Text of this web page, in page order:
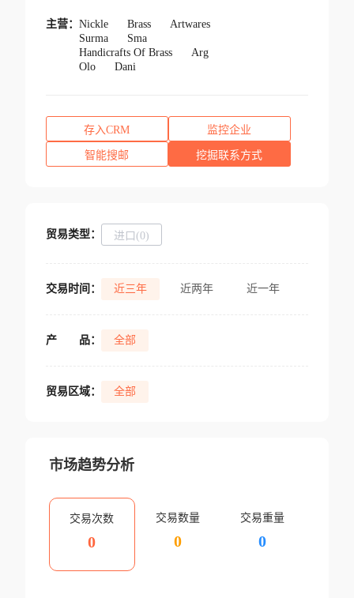
主营： Nickle Brass
Artwares
Surma
Sma
Handicrafts Of Brass
Arg
Olo
Dani
存入CRM 监控企业
智能搜邮 挖掘联系方式
贸易类型： 进口(0)
交易时间： 近三年 近两年 近一年
产 品： 全部
贸易区域： 全部
市场趋势分析
交易次数
0
交易数量
0
交易重量
0